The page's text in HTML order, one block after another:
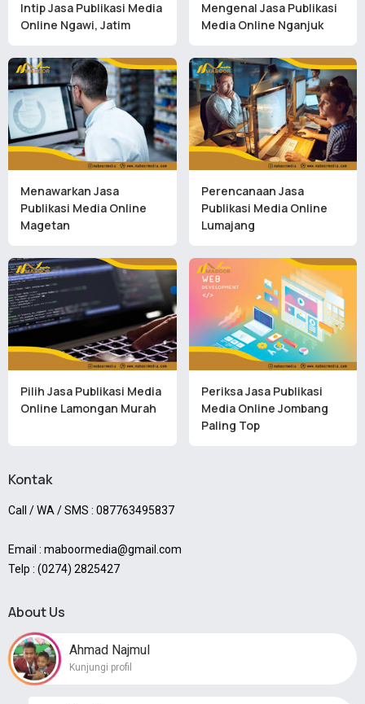
Intip Jasa Publikasi Media
Online Ngawi, Jatim
Mengenal Jasa Publikasi
Media Online Nganjuk
Menawarkan Jasa
Publikasi Media Online
Magetan
Perencanaan Jasa
Publikasi Media Online
Lumajang
Pilih Jasa Publikasi Media
Online Lamongan Murah
Periksa Jasa Publikasi
Media Online Jombang
Paling Top
Kontak
Call / WA / SMS : 087763495837
Email : maboormedia@gmail.com
Telp : (0274) 2825427
About Us
Ahmad Najmul
Kunjungi profil